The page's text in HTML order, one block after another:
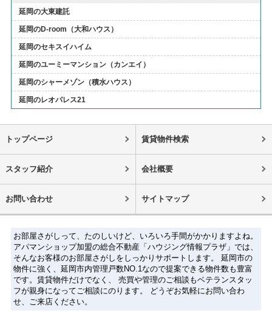
延岡の大東建託
延岡のD-room（大和ハウス）
延岡のセキスイハイム
延岡のユーミーマンション（カンエイ）
延岡のシャーメゾン（積水ハウス）
延岡のレオパレス21
トップページ 賃貸物件検索
スタッフ紹介 会社概要
お問い合わせ サイトマップ
お部屋さがしって、たのしいけど、いろいろ手間がかかりますよね。
アパマンショップ加盟の総合不動産「ハウジング情報プラザ」では、
そんなお客様のお部屋さがしをしっかりサポートします。 延岡市の
物件に強く、延岡市内管理戸数NO.1なので提案できる物件数も豊富
です。賃貸物件だけでなく、 売買や管理のご相談もベテランスタッ
フが親身になってご相談にのります。 どうぞお気軽にお問い合わ
せ、ご来店ください。